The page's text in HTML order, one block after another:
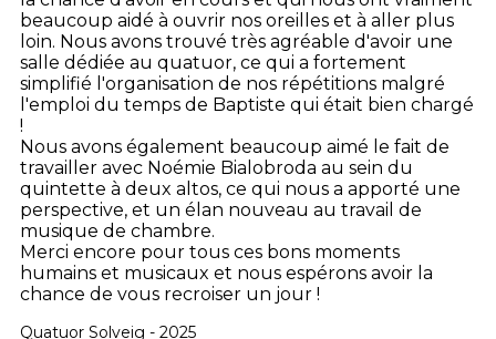
beaucoup aidé à ouvrir nos oreilles et à aller plus
loin. Nous avons trouvé très agréable d'avoir une
salle dédiée au quatuor, ce qui a fortement
simplifié l'organisation de nos répétitions malgré
l'emploi du temps de Baptiste qui était bien chargé
!
Nous avons également beaucoup aimé le fait de
travailler avec Noémie Bialobroda au sein du
quintette à deux altos, ce qui nous a apporté une
perspective, et un élan nouveau au travail de
musique de chambre.
Merci encore pour tous ces bons moments
humains et musicaux et nous espérons avoir la
chance de vous recroiser un jour !
Quatuor Solveig - 2025